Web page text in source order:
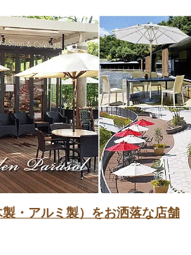
・アルミ製）をお洒落な店舗